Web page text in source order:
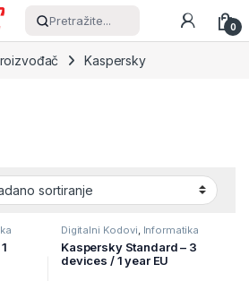
Pretražite... 0
Kaspersky
Digitalni Kodovi, Informatika
Kaspersky Standard – 3
devices / 1 year EU